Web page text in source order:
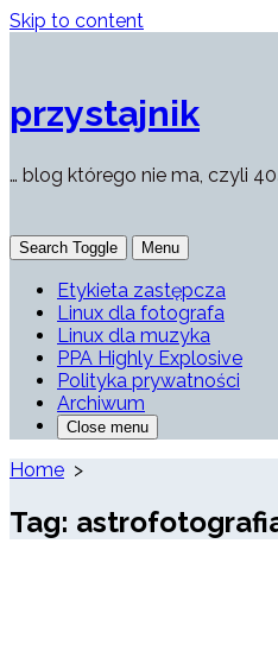
Skip to content
przystajnik
… blog którego nie ma, czyli
Search Toggle Menu
Etykieta zastępcza
Linux dla fotografa
Linux dla muzyka
PPA Highly Explosive
Polityka prywatności
Archiwum
Close menu
Home >
Tag: